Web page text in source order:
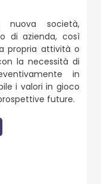
nuova società,
di azienda, così
propria attività o
la necessità di
in
i valori in gioco
future.